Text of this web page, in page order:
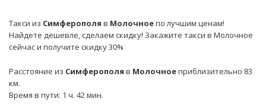
Такси из Симферополя в Молочноепо лучшим ценам!
Найдете дешевле, сделаем скидку! Закажите такси в Молочное
сейчас и получите скидку 30%
Расстояние из Симферополя в Молочноеприблизительно 83
км.
Время в пути: 1 ч. 42 мин.